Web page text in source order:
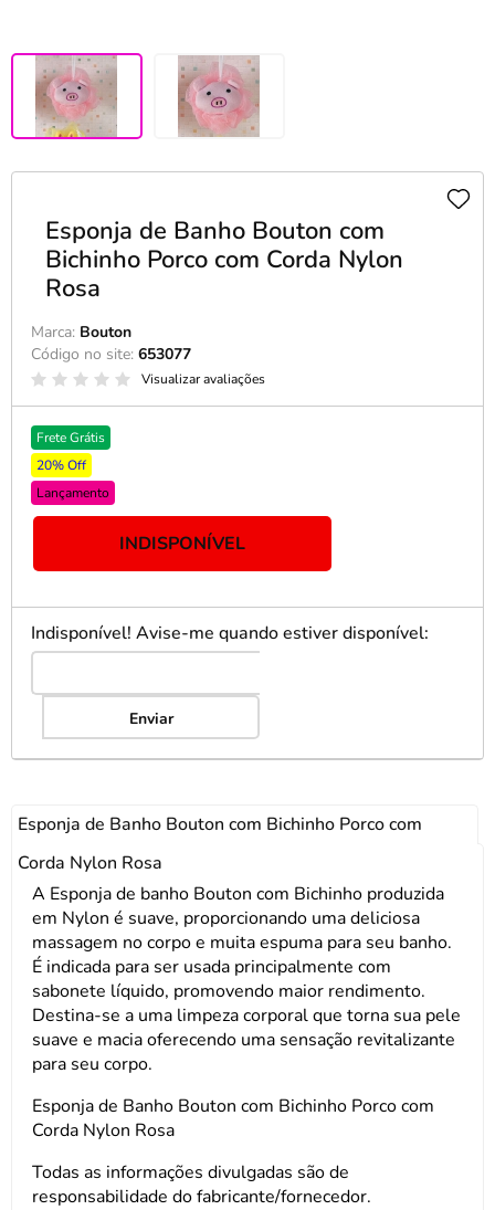
Esponja de Banho Bouton com
Bichinho Porco com Corda Nylon
Rosa
Marca: Bouton
Código no site: 653077
Visualizar avaliações
Frete Grátis
20% Off
Lançamento
INDISPONÍVEL
Indisponível! Avise-me quando estiver disponível:
Enviar
Esponja de Banho Bouton com Bichinho Porco com
Corda Nylon Rosa
A Esponja de banho Bouton com Bichinho produzida
em Nylon é suave, proporcionando uma deliciosa
massagem no corpo e muita espuma para seu banho.
É indicada para ser usada principalmente com
sabonete líquido, promovendo maior rendimento.
Destina-se a uma limpeza corporal que torna sua pele
suave e macia oferecendo uma sensação revitalizante
para seu corpo.
Esponja de Banho Bouton com Bichinho Porco com
Corda Nylon Rosa
Todas as informações divulgadas são de
responsabilidade do fabricante/fornecedor.